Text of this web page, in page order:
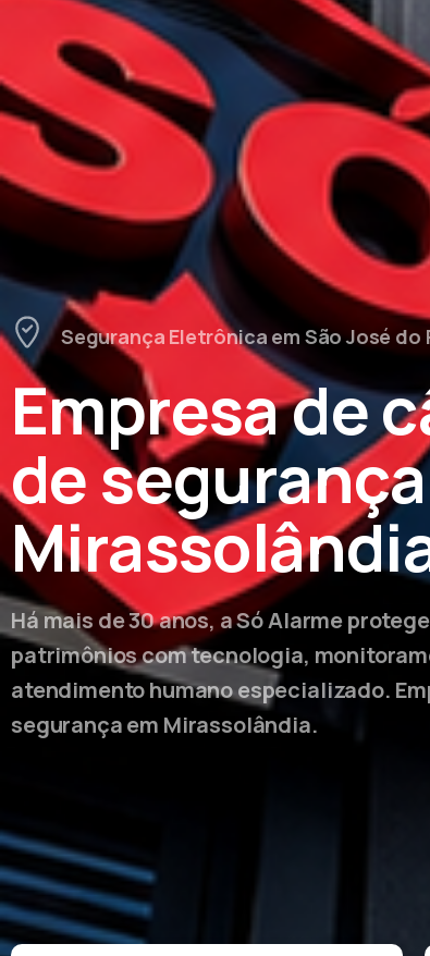
Segurança Eletrônica em São José do
Empresa de
de
Há mais de 30 anos, a Só Alarme
patrimônios com tecnologia,
atendimento humano especializado.
segurança em Mirassolândia.